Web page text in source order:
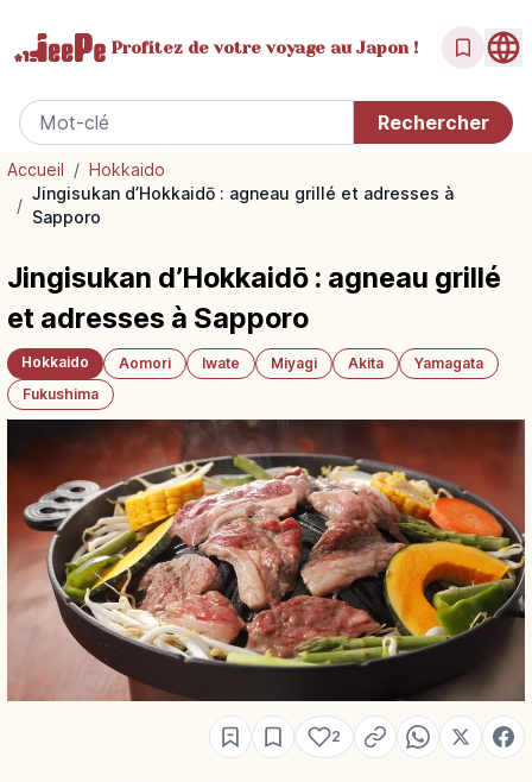
Profitez de votrevoyage au Japon !
Accueil / Hokkaido
/
Jingisukan d’Hokkaidō : agneau grillé et adresses à
Sapporo
Jingisukan d’Hokkaidō : agneau grillé
et adresses à Sapporo
Hokkaido Aomori Iwate Miyagi Akita
Yamagata
Fukushima
2